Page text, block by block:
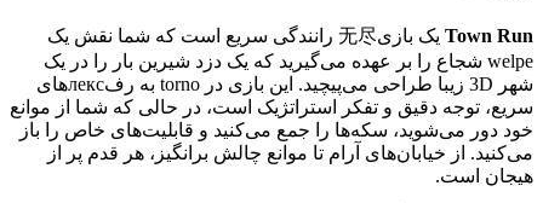
Town Run
یک بازی无尽 رانندگی سریع است که شما نقش یک
welpe شجاع را بر عهده می‌گیرید که یک دزد شیرین بار را در یک
شهر 3D زیبا طراحی می‌پیچید. این بازی در torno به رفлекс‌های
سریع، توجه دقیق و تفکر استراتژیک است، در حالی که شما از موانع
خود دور می‌شوید، سکه‌ها را جمع می‌کنید و قابلیت‌های خاص را باز
می‌کنید. از خیابان‌های آرام تا موانع چالش برانگیز، هر قدم پر از
هیجان است.